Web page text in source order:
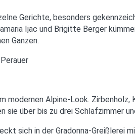
Gerichte, besonders
Ijac und Brigitte Berger
Ganzen.
modernen Alpine-Look.
über bis zu drei Schlafzimmer
sich in der Gradonna-